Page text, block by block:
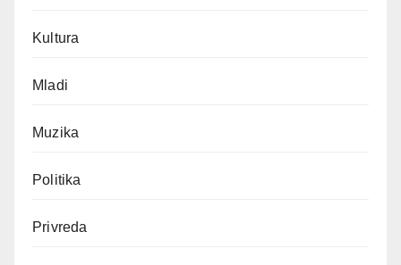
Kultura
Mladi
Muzika
Politika
Privreda